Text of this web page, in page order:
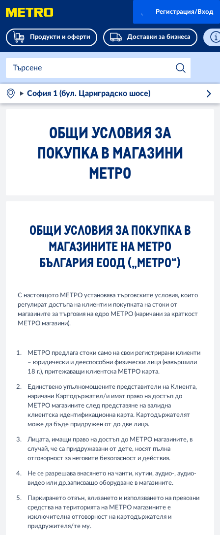
Продукти и оферти Доставки за бизнеса
Регистрация/Вход
София 1 (бул. Цариградско шосе)
ОБЩИ УСЛОВИЯ ЗА
ПОКУПКА В МАГАЗИНИ
МЕТРО
ОБЩИ УСЛОВИЯ ЗА ПОКУПКА В
МАГАЗИНИТЕ НА МЕТРО
БЪЛГАРИЯ ЕООД („МЕТРО“)
С настоящото МЕТРО установява търговските условия, които
регулират достъпа на клиенти и покупката на стоки от
магазините за търговия на едро МЕТРО (наричани за краткост
МЕТРО магазини).
МЕТРО предлага стоки само на свои регистрирани клиенти
– юридически и дееспособни физически лица (навършили
18 г.), притежаващи клиентска МЕТРО карта.
Единствено упълномощените представители на Клиента,
наричани Картодържател/и имат право на достъп до
МЕТРО магазините след представяне на валидна
клиентска идентификационна карта. Картодържателят
може да бъде придружен от до две лица.
Лицата, имащи право на достъп до МЕТРО магазините, в
случай, че са придружавани от дете, носят пълна
отговорност за неговите безопасност и действия.
Не се разрешава внасянето на чанти, кутии, аудио-, аудио-
видео или др.записващо оборудване в магазините.
Паркирането отвън, влизането и използването на превозни
средства на територията на МЕТРО магазините е
изключителна отговорност на картодържателя и
придружителя/те му.